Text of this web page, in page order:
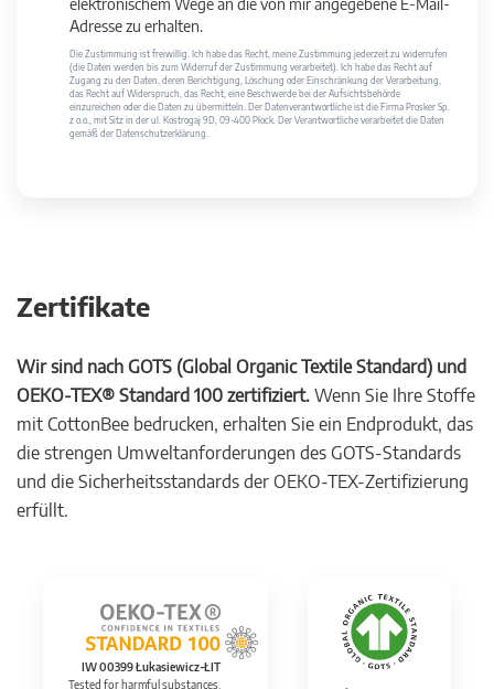
elektronischem Wege an die von mir angegebene E-Mail-
Adresse zu erhalten.
Die Zustimmung ist freiwillig. Ich habe das Recht, meine Zustimmung jederzeit zu widerrufen
(die Daten werden bis zum Widerruf der Zustimmung verarbeitet). Ich habe das Recht auf
Zugang zu den Daten, deren Berichtigung, Löschung oder Einschränkung der Verarbeitung,
das Recht auf Widerspruch, das Recht, eine Beschwerde bei der Aufsichtsbehörde
einzureichen oder die Daten zu übermitteln. Der Datenverantwortliche ist die Firma Prosker Sp.
z o.o., mit Sitz in der ul. Kostrogaj 9D, 09-400 Płock. Der Verantwortliche verarbeitet die Daten
gemäß der Datenschutzerklärung.
Zertifikate
Wir sind nach GOTS (Global Organic Textile Standard) und
OEKO-TEX® Standard 100 zertifiziert. Wenn Sie Ihre Stoffe
mit CottonBee bedrucken, erhalten Sie ein Endprodukt, das
die strengen Umweltanforderungen des GOTS-Standards
und die Sicherheitsstandards der OEKO-TEX-Zertifizierung
erfüllt.
IW 00399 Łukasiewicz-ŁIT
Tested for harmful substances.